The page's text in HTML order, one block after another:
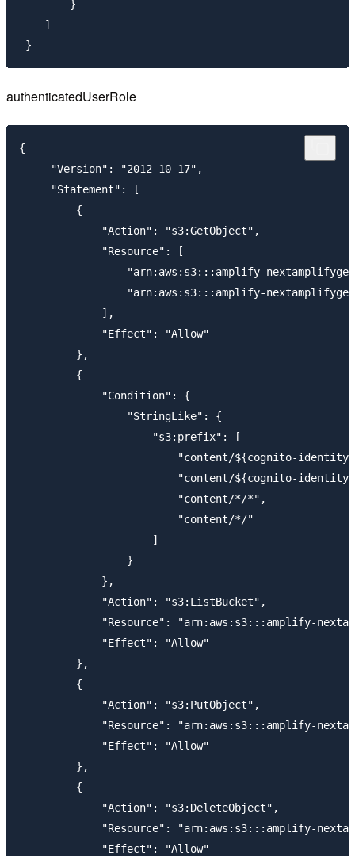
        }
    ]
authenticatedUserRole
{
     "Version": "2012-10-17",
     "Statement": [
         {
             "Action": "s3:GetObject",
             "Resource": [
"arn:aws:s3:::amplify-
"arn:aws:s3:::amplify-
             ],
             "Effect": "Allow"
         },
         {
             "Condition": {
                 "StringLike": {
                     "s3:prefix": [
"content/${cognito-
"content/${cognito-
                         "content/*/*",
                         "content/*/"
                     ]
                 }
             },
             "Action": "s3:ListBucket",
"Resource": "arn:aws:s3:::amplify-
             "Effect": "Allow"
         },
         {
             "Action": "s3:PutObject",
"Resource": "arn:aws:s3:::amplify-
             "Effect": "Allow"
         },
         {
             "Action": "s3:DeleteObject",
"Resource": "arn:aws:s3:::amplify-
             "Effect": "Allow"